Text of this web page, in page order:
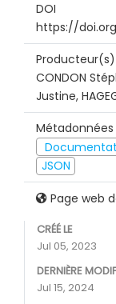
DOI
https://
Producteur(s)
CONDON
Justine,
Métadonnées
JSON
Page web
CRÉÉ LE
Jul 05, 2023
DERNIÈRE
Jul 15, 2024